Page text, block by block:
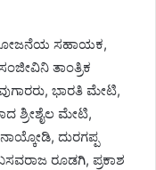
ಯೋಜನೆಯ ಸಹಾಯಕ,
ತಾಂತ್ರಿಕ
ಭಾರತಿ ಮೇಟಿ,
ಶ್ರೀಶೈಲ ಮೇಟಿ,
ದುರಗಪ್ಪ
ರೂಡಗಿ, ಪ್ರಕಾಶ